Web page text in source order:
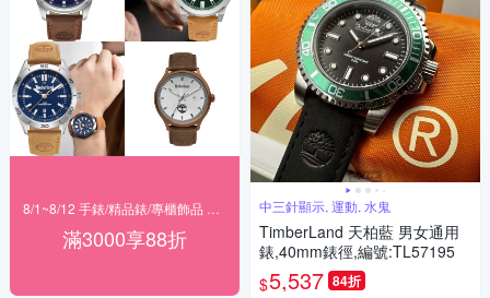
滿3000享88折
中三針顯示, 運動, 水鬼
TimberLand 天柏藍 男女通用
錶,40mm錶徑,編號:TL57195
$5,537 84折